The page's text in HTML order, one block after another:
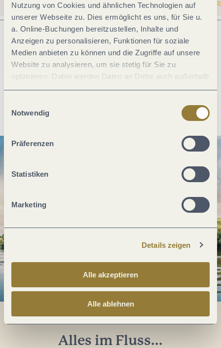
Nutzung von Cookies und ähnlichen Technologien auf
unserer Webseite zu. Dies ermöglicht es uns, für Sie u.
a. Online-Buchungen bereitzustellen, Inhalte und
Anzeigen zu personalisieren, Funktionen für soziale
Medien anbieten zu können und die Zugriffe auf unsere
Website zu analysieren, um sie stetig für Sie zu
optimieren. Dabei werden Daten an Dritte auch außerhalb
der Europäischen Union weitergegeben und dort
jederzeit widerrufen werden. Mit der Auswahl "Alle
ablehnen" kann es zu Beeinträchtigungen in der Nutzung
Notwendig
Präferenzen
Statistiken
Marketing
Details zeigen
Alle akzeptieren
Alle ablehnen
Was möchtest du als nächstes tun?
PDF erzeugen
Alles im Fluss...